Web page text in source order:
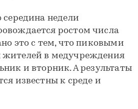
недели
ростом числа
это с тем, что пиковыми
в медучреждения
и вторник. А результаты
известны к среде и